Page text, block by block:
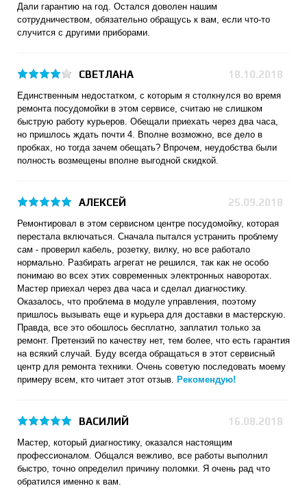
Дали гарантию на год. Остался доволен нашим
сотрудничеством, обязательно обращусь к вам, если что-то
случится с другими приборами.
СВЕТЛАНА 18.10.2018
Единственным недостатком, с которым я столкнулся во время
ремонта посудомойки в этом сервисе, считаю не слишком
быструю работу курьеров. Обещали приехать через два часа,
но пришлось ждать почти 4. Вполне возможно, все дело в
пробках, но тогда зачем обещать? Впрочем, неудобства были
полность возмещены вполне выгодной скидкой.
АЛЕКСЕЙ 25.09.2018
Ремонтировал в этом сервисном центре посудомойку, которая
перестала включаться. Сначала пытался устранить проблему
сам - проверил кабель, розетку, вилку, но все работало
нормально. Разбирать агрегат не решился, так как не особо
понимаю во всех этих современных электронных наворотах.
Мастер приехал через два часа и сделал диагностику.
Оказалось, что проблема в модуле управления, поэтому
пришлось вызывать еще и курьера для доставки в мастерскую.
Правда, все это обошлось бесплатно, заплатил только за
ремонт. Претензий по качеству нет, тем более, что есть гарантия
на всякий случай. Буду всегда обращаться в этот сервисный
центр для ремонта техники. Очень советую последовать моему
примеру всем, кто читает этот отзыв. Рекомендую!
ВАСИЛИЙ 16.08.2018
Мастер, который диагностику, оказался настоящим
профессионалом. Общался вежливо, все работы выполнил
быстро, точно определил причину поломки. Я очень рад что
обратился именно к вам.